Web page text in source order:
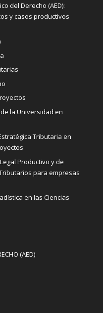
del Derecho (AED):
y casos productivos
la Universidad en
Tributaria en
Productivo y de
para empresas
en las Ciencias
(AED)